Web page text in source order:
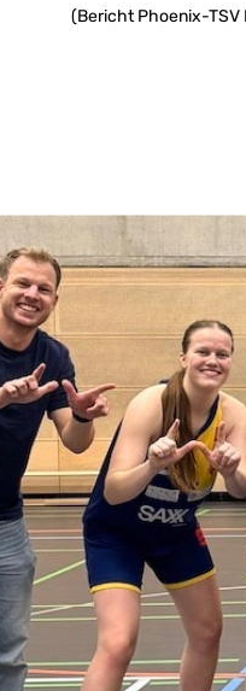
(Bericht Phoenix-TSV